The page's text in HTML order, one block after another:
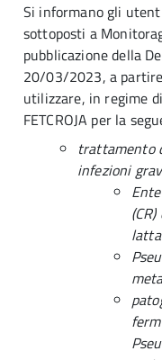
Si informano gli
sottoposti a
pubblicazione della
20/03/2023, a
utilizzare, in regime
FETCROJA per la
trattamento
infezioni